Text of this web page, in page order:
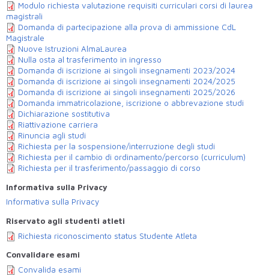
Modulo richiesta valutazione requisiti curriculari corsi di laurea
magistrali
Domanda di partecipazione alla prova di ammissione CdL
Magistrale
Nuove Istruzioni AlmaLaurea
Nulla osta al trasferimento in ingresso
Domanda di iscrizione ai singoli insegnamenti 2023/2024
Domanda di iscrizione ai singoli insegnamenti 2024/2025
Domanda di iscrizione ai singoli insegnamenti 2025/2026
Domanda immatricolazione, iscrizione o abbrevazione studi
Dichiarazione sostitutiva
Riattivazione carriera
Rinuncia agli studi
Richiesta per la sospensione/interruzione degli studi
Richiesta per il cambio di ordinamento/percorso (curriculum)
Richiesta per il trasferimento/passaggio di corso
Informativa sulla Privacy
Informativa sulla Privacy
Riservato agli studenti atleti
Richiesta riconoscimento status Studente Atleta
Convalidare esami
Convalida esami